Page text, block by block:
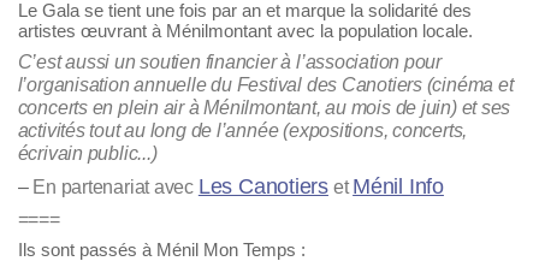
Le Gala se tient une fois par an et marque la solidarité des
artistes œuvrant à Ménilmontant avec la population locale.
C’est aussi un soutien financier à l’association pour
l’organisation annuelle du Festival des Canotiers (cinéma et
concerts en plein air à Ménilmontant, au mois de juin) et ses
activités tout au long de l’année (expositions, concerts,
écrivain public...)
–En partenariat avec Les CanotiersetMénil Info
====
Ils sont passés à Ménil Mon Temps :